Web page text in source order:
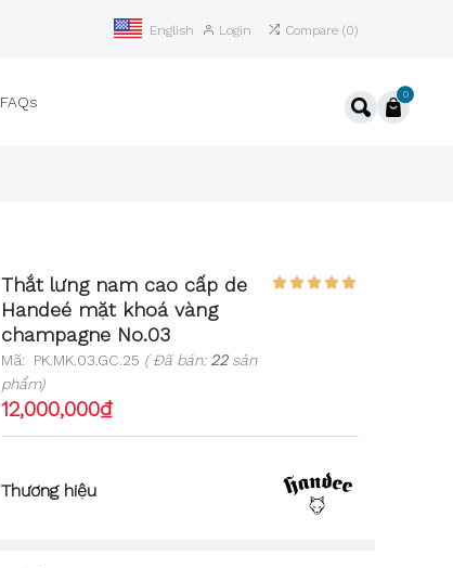
English Login Compare (0)
FAQs 0
Thắt lưng nam cao cấp de
Handeé mặt khoá vàng
champagne No.03
Mã: PK.MK.03.GC.25 ( Đã bán: 22sản
phẩm)
12,000,000₫
Thương hiệu